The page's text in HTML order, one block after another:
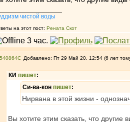
чистой воды
на этот пост: Рената Скот
540864 Добавлено: Пт 29 Май 20, 12:54 (6 лет
КИ пишет:
Си-ва-кон пишет:
Нирвана в этой жизни -
Вы хотите этим сказать, что